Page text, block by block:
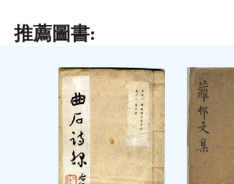
推薦圖書: